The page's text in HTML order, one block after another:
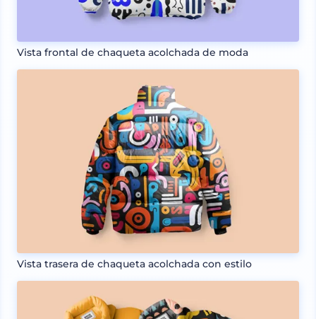
Vista frontal de chaqueta acolchada de moda
Vista trasera de chaqueta acolchada con estilo